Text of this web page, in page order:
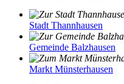
Stadt Thannhausen
Gemeinde Balzhausen
Markt Münsterhausen